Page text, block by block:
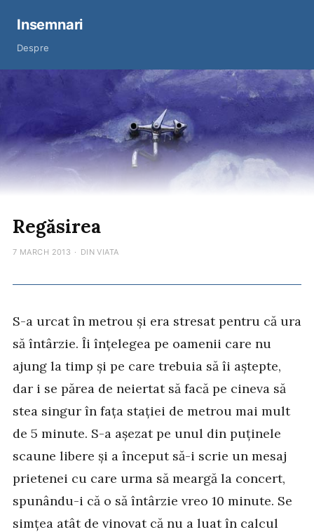
Insemnari
Despre
Regăsirea
7 MARCH 2013 · DIN VIATA
S-a urcat în metrou și era stresat pentru că ura
să întârzie. Îi înțelegea pe oamenii care nu
ajung la timp și pe care trebuia să îi aștepte,
dar i se părea de neiertat să facă pe cineva să
stea singur în fața stației de metrou mai mult
de 5 minute. S-a așezat pe unul din puținele
scaune libere și a început să-i scrie un mesaj
prietenei cu care urma să meargă la concert,
spunându-i că o să întârzie vreo 10 minute. Se
simțea atât de vinovat că nu a luat în calcul